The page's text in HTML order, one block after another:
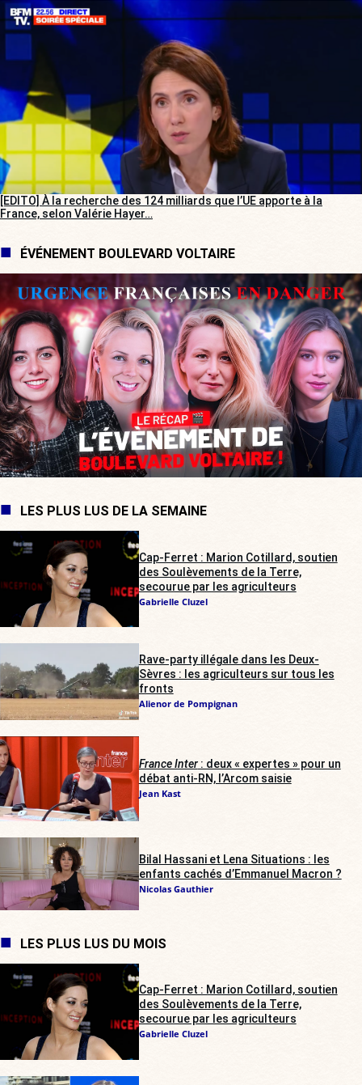
[EDITO] À la recherche des 124 milliards que l’UE apporte à la
France, selon Valérie Hayer…
ÉVÉNEMENT BOULEVARD VOLTAIRE
LES PLUS LUS DE LA SEMAINE
Cap-Ferret : Marion Cotillard, soutien
des Soulèvements de la Terre,
secourue par les agriculteurs
Gabrielle Cluzel
Rave-party illégale dans les Deux-
Sèvres : les agriculteurs sur tous les
fronts
Alienor de Pompignan
France Inter: deux « expertes » pour un
débat anti-RN, l’Arcom saisie
Jean Kast
Bilal Hassani et Lena Situations : les
enfants cachés d’Emmanuel Macron ?
Nicolas Gauthier
LES PLUS LUS DU MOIS
Cap-Ferret : Marion Cotillard, soutien
des Soulèvements de la Terre,
secourue par les agriculteurs
Gabrielle Cluzel